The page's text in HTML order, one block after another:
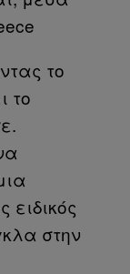
το
το
στην